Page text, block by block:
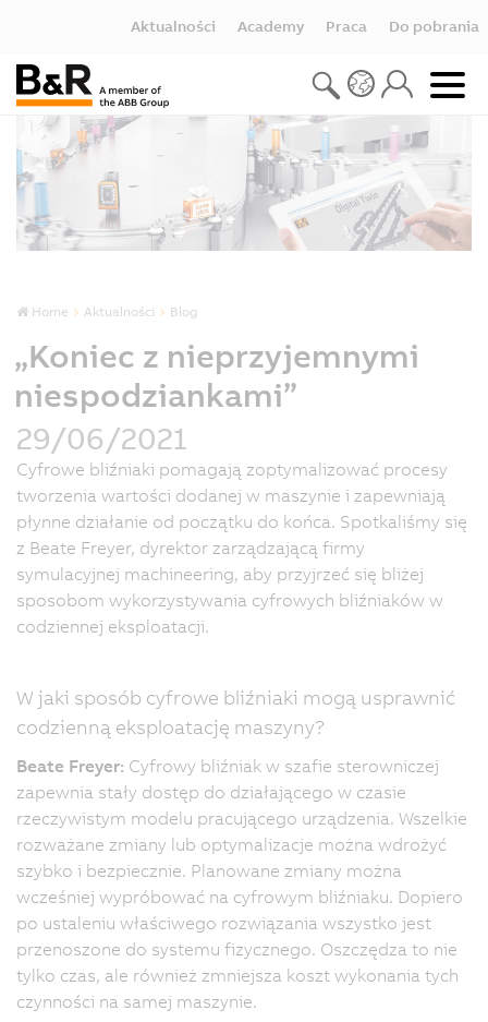
Aktualności Academy Praca Do pobrania
Home Aktualności Blog
„Koniec z nieprzyjemnymi
niespodziankami”
29/06/2021
Cyfrowe bliźniaki pomagają zoptymalizować procesy
tworzenia wartości dodanej w maszynie i zapewniają
płynne działanie od początku do końca. Spotkaliśmy się
z Beate Freyer, dyrektor zarządzającą firmy
symulacyjnej machineering, aby przyjrzeć się bliżej
sposobom wykorzystywania cyfrowych bliźniaków w
codziennej eksploatacji.
W jaki sposób cyfrowe bliźniaki mogą usprawnić
codzienną eksploatację maszyny?
Beate Freyer: Cyfrowy bliźniak w szafie sterowniczej
zapewnia stały dostęp do działającego w czasie
rzeczywistym modelu pracującego urządzenia. Wszelkie
rozważane zmiany lub optymalizacje można wdrożyć
szybko i bezpiecznie. Planowane zmiany można
wcześniej wypróbować na cyfrowym bliźniaku. Dopiero
po ustaleniu właściwego rozwiązania wszystko jest
przenoszone do systemu fizycznego. Oszczędza to nie
tylko czas, ale również zmniejsza koszt wykonania tych
czynności na samej maszynie.